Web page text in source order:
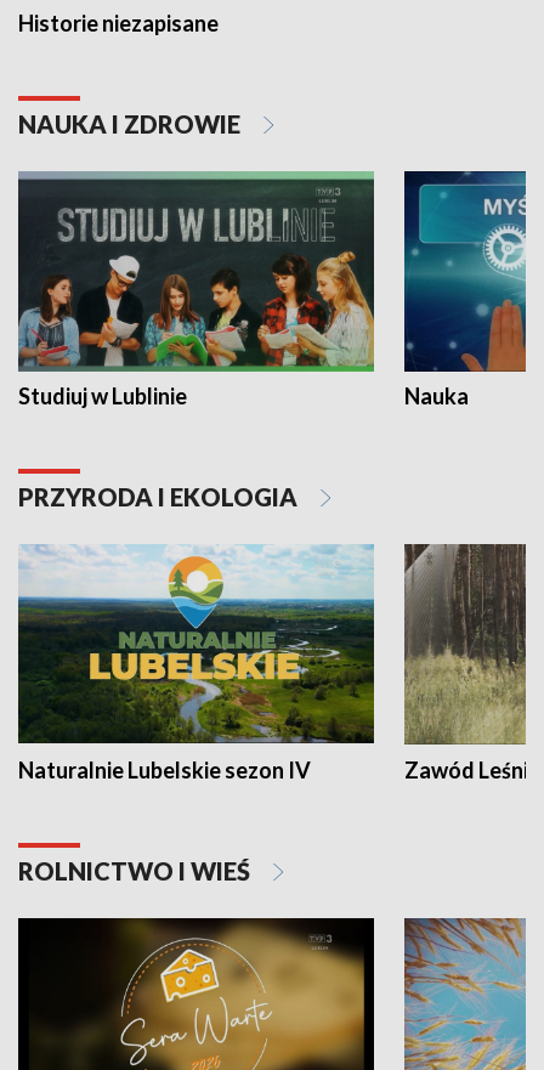
Historie niezapisane
NAUKA I ZDROWIE
Studiuj w Lublinie Nauka
PRZYRODA I EKOLOGIA
Naturalnie Lubelskie sezon IV Zawód Leśnik
ROLNICTWO I WIEŚ